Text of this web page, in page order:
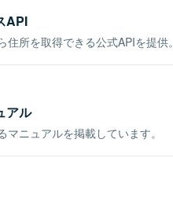
API
所を取得できる公式APIを提供。
アル
ニュアルを掲載しています。